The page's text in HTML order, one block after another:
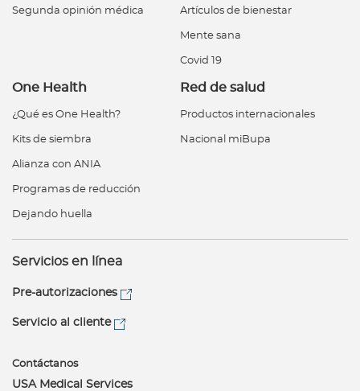
Segunda opinión médica Artículos de bienestar
Mente sana
Covid 19
One Health
¿Qué es One Health?
Kits de siembra
Alianza con ANIA
Programas de reducción
Dejando huella
Red de salud
Productos internacionales
Nacional miBupa
Servicios en línea
Pre-autorizaciones
Servicio al cliente
Contáctanos
USA Medical Services